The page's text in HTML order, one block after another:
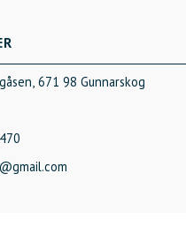
671 98 Gunnarskog